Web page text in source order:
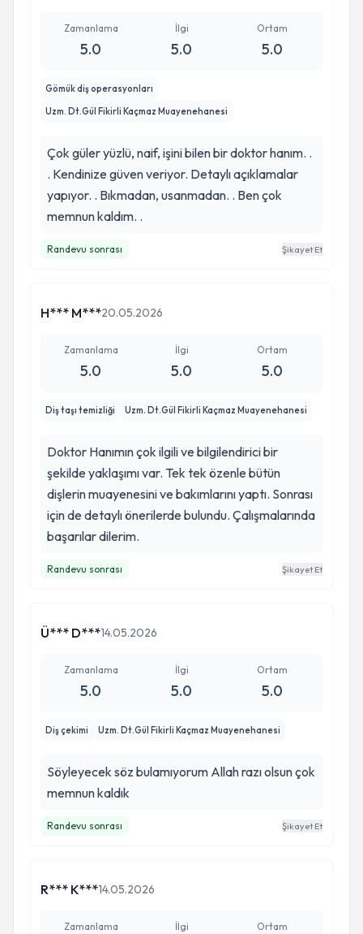
Zamanlama
5.0
İlgi
5.0
Ortam
5.0
Gömük diş operasyonları
Uzm. Dt.Gül Fikirli Kaçmaz Muayenehanesi
Çok güler yüzlü, naif, işini bilen bir doktor hanım. .
. Kendinize güven veriyor. Detaylı açıklamalar
yapıyor. . Bıkmadan, usanmadan. . Ben çok
memnun kaldım. .
Randevu sonrası Şikayet Et
H*** M***20.05.2026
Zamanlama
5.0
İlgi
5.0
Ortam
5.0
Diş taşı temizliği Uzm. Dt.Gül Fikirli Kaçmaz Muayenehanesi
Doktor Hanımın çok ilgili ve bilgilendirici bir
şekilde yaklaşımı var. Tek tek özenle bütün
dişlerin muayenesini ve bakımlarını yaptı. Sonrası
için de detaylı önerilerde bulundu. Çalışmalarında
başarılar dilerim.
Randevu sonrası Şikayet Et
Ü*** D***14.05.2026
Zamanlama
5.0
İlgi
5.0
Ortam
5.0
Diş çekimi Uzm. Dt.Gül Fikirli Kaçmaz Muayenehanesi
Söyleyecek söz bulamıyorum Allah razı olsun çok
memnun kaldık
Randevu sonrası Şikayet Et
R*** K***14.05.2026
Zamanlama İlgi Ortam